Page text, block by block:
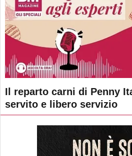
Il reparto carni di Penny
servito e libero servizio